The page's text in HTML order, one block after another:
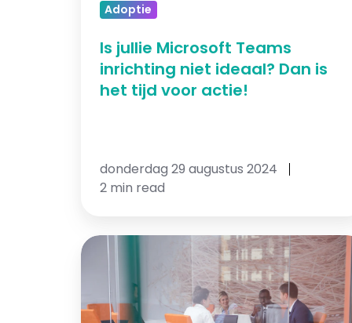
het
tijd
voor
actie!
Adoptie
Is jullie Microsoft Teams
inrichting niet ideaal? Dan is
het tijd voor actie!
donderdag 29 augustus 2024
2 min read
Optimaliseer
samenwerking
de